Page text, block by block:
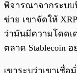
พิจารณาจากระบบ
ข่าย เขาจัดให้
ว่ามันมีความโดด
ตลาด Stablecoin อ
เขาระบุว่าเขาเชื่